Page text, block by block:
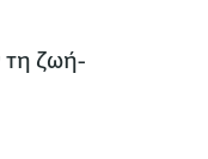
τη ζωή-